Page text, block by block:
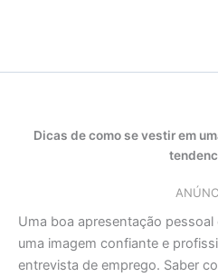
Dicas de como se vestir em
Uma boa apresentação
uma imagem confiante e
entrevista de emprego. Saber